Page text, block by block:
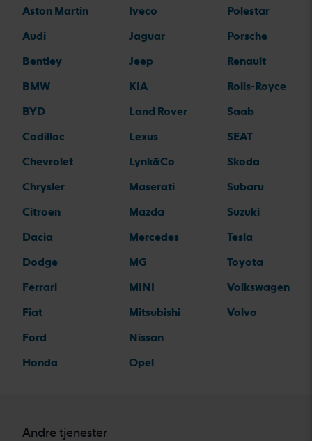
Aston Martin
Audi
Bentley
BMW
BYD
Cadillac
Chevrolet
Chrysler
Citroen
Dacia
Dodge
Ferrari
Fiat
Ford
Honda
Iveco
Jaguar
Jeep
KIA
Land Rover
Lexus
Lynk&Co
Maserati
Mazda
Mercedes
MG
MINI
Mitsubishi
Nissan
Opel
Polestar
Porsche
Renault
Rolls-Royce
Saab
SEAT
Skoda
Subaru
Suzuki
Tesla
Toyota
Volkswagen
Volvo
Andre tjenester